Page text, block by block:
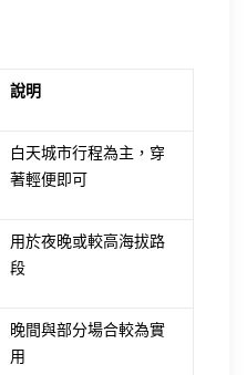
說明
白天城市行程為主，穿
著輕便即可
用於夜晚或較高海拔路
段
晚間與部分場合較為實
用